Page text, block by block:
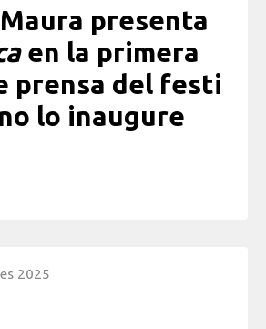
presenta
en la primera
prensa del festi
lo inaugure
2025